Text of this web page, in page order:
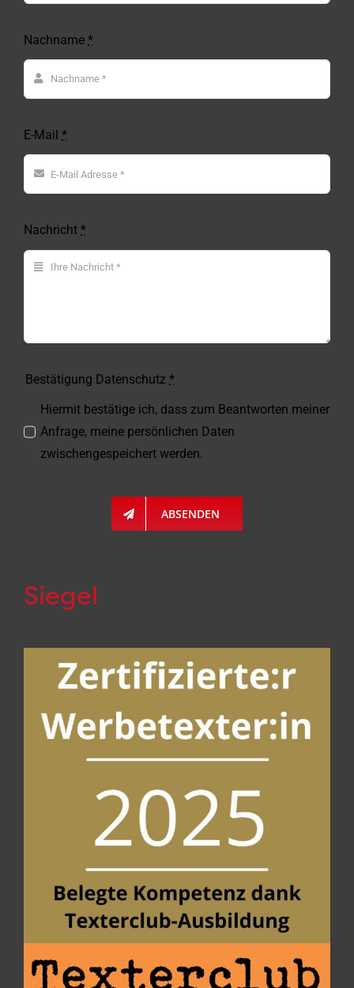
Nachname *
E-Mail *
Nachricht *
Bestätigung Datenschutz *
Hiermit bestätige ich, dass zum Beantworten meiner
Anfrage, meine persönlichen Daten
zwischengespeichert werden.
ABSENDEN
Siegel